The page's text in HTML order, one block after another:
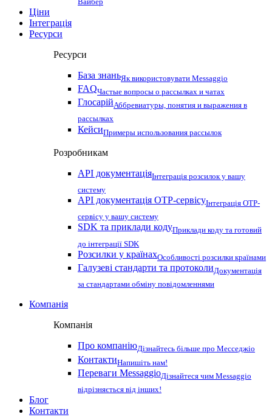
Ціни
Інтеграція
Ресурси
Ресурси
База знаньЯк використовувати Messaggio
FAQЧастые вопросы о рассылках и чатах
ГлосарійАббревиатуры, понятия и выражения в
рассылках
КейсиПримеры использования рассылок
Розробникам
API документаціяІнтеграція розсилок у вашу
систему
API документація OTP-сервісуІнтеграція OTP-
сервісу у вашу систему
SDK та приклади кодуПриклади коду та готовий
до інтеграції SDK
Розсилки у країнахОсобливості розсилки країнами
Галузеві стандарти та протоколиДокументація
за стандартами обміну повідомленнями
Компанія
Компанія
Про компаніюДізнайтесь більше про Месседжіо
КонтактиНапишіть нам!
Переваги MessaggioДізнайтеся чим Messaggio
відрізняється від інших!
Блог
Контакти